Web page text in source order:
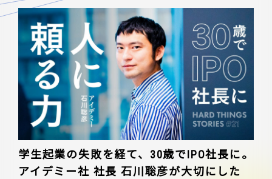
学生起業の失敗を経て、30歳でIPO社長に。
アイデミー社 社長 石川聡彦が大切にした